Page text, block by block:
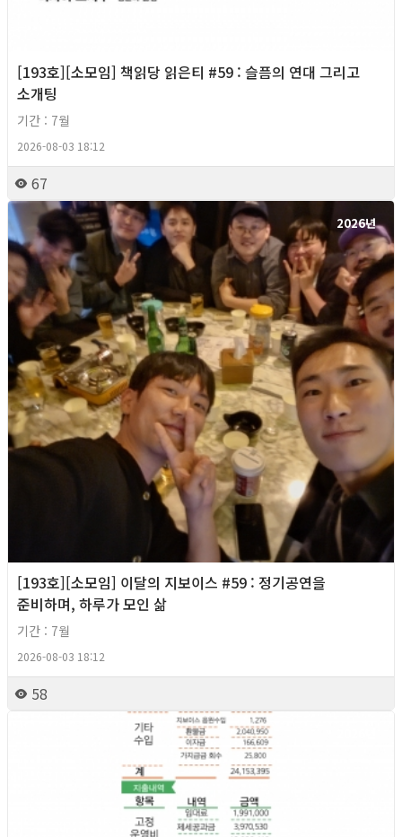
[193호][소모임] 책읽당 읽은티 #59 : 슬픔의 연대 그리고
소개팅
기간 : 7월
2026-08-03 18:12
67
2026년
[193호][소모임] 이달의 지보이스 #59 : 정기공연을
준비하며, 하루가 모인 삶
기간 : 7월
2026-08-03 18:12
58